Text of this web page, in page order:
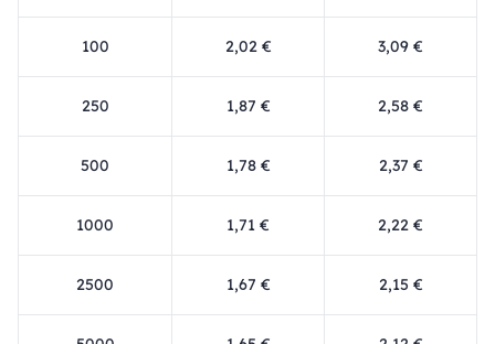
100 2,02 € 3,09 €
250 1,87 € 2,58 €
500 1,78 € 2,37 €
1000 1,71 € 2,22 €
2500 1,67 € 2,15 €